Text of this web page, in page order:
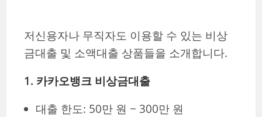
저신용자나 무직자도 이용할 수 있는 비상
금대출 및 소액대출 상품들을 소개합니다.
1. 카카오뱅크 비상금대출
대출 한도: 50만 원 ~ 300만 원